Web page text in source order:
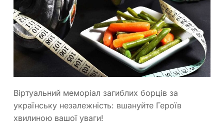
Віртуальний меморіал загиблих борців за
українську незалежність: вшануйте Героїв
хвилиною вашої уваги!